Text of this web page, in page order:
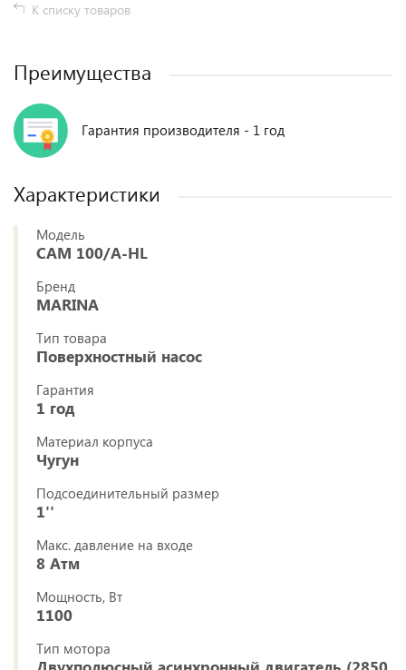
К списку товаров
Преимущества
Гарантия производителя - 1 год
Характеристики
Модель
CAM 100/A-HL
Бренд
MARINA
Тип товара
Поверхностный насос
Гарантия
1 год
Материал корпуса
Чугун
Подсоединительный размер
1''
Макс. давление на входе
8 Атм
Мощность, Вт
1100
Тип мотора